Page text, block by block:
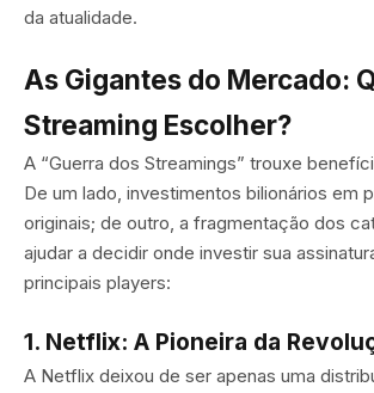
da atualidade.
As Gigantes do Mercado:
Streaming Escolher?
A “Guerra dos Streamings” trouxe
De um lado, investimentos bilionários em
originais; de outro, a fragmentação dos
ajudar a decidir onde investir sua
principais players:
1. Netflix: A Pioneira da
A Netflix deixou de ser apenas uma